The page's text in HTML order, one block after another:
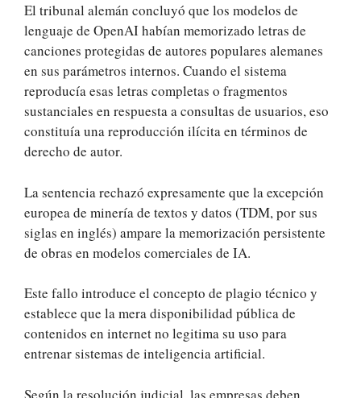
El tribunal alemán concluyó que los modelos de
lenguaje de OpenAI habían memorizado letras de
canciones protegidas de autores populares alemanes
en sus parámetros internos. Cuando el sistema
reproducía esas letras completas o fragmentos
sustanciales en respuesta a consultas de usuarios, eso
constituía una reproducción ilícita en términos de
derecho de autor.
La sentencia rechazó expresamente que la excepción
europea de minería de textos y datos (TDM, por sus
siglas en inglés) ampare la memorización persistente
de obras en modelos comerciales de IA.
Este fallo introduce el concepto de plagio técnico y
establece que la mera disponibilidad pública de
contenidos en internet no legitima su uso para
entrenar sistemas de inteligencia artificial.
Según la resolución judicial, las empresas deben